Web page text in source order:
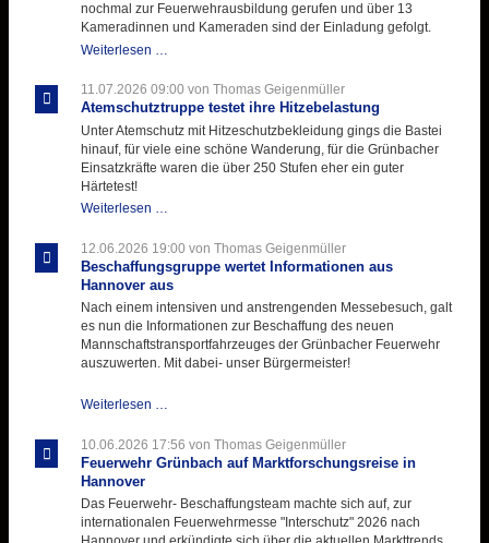
nochmal zur Feuerwehrausbildung gerufen und über 13
Kameradinnen und Kameraden sind der Einladung gefolgt.
Weiterlesen …
für
der
11.07.2026 09:00 von Thomas Geigenmüller
Atemschutztruppe testet ihre Hitzebelastung
Unter Atemschutz mit Hitzeschutzbekleidung gings die Bastei
hinauf, für viele eine schöne Wanderung, für die Grünbacher
Einsatzkräfte waren die über 250 Stufen eher ein guter
Härtetest!
Weiterlesen …
ihre
Hitzebelastung
12.06.2026 19:00 von Thomas Geigenmüller
Beschaffungsgruppe wertet Informationen aus
Hannover aus
Nach einem intensiven und anstrengenden Messebesuch, galt
es nun die Informationen zur Beschaffung des neuen
Mannschaftstransportfahrzeuges der Grünbacher Feuerwehr
auszuwerten. Mit dabei- unser Bürgermeister!
Weiterlesen …
Informationen
aus
aus
10.06.2026 17:56 von Thomas Geigenmüller
Feuerwehr Grünbach auf Marktforschungsreise in
Hannover
Das Feuerwehr- Beschaffungsteam machte sich auf, zur
internationalen Feuerwehrmesse "Interschutz" 2026 nach